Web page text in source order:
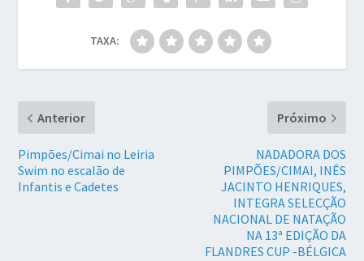
TAXA:
Anterior
Pimpões/Cimai no Leiria
Swim no escalão de
Infantis e Cadetes
Próximo
NADADORA DOS
PIMPÕES/CIMAI, INÊS
JACINTO HENRIQUES,
INTEGRA SELECÇÃO
NACIONAL DE NATAÇÃO
NA 13ª EDIÇÃO DA
FLANDRES CUP -BÉLGICA